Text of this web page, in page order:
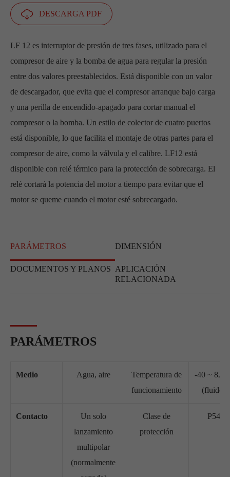
DESCARGA PDF
LF 12 es interruptor de presión de tres fases, utilizado para el
compresor de aire y la bomba de agua para regular la presión
entre dos valores preestablecidos. Está disponible con un valor
de descargador, que evita que el compresor arranque bajo carga
y una perilla de encendido-apagado para cortar manual el
compresor o la bomba. Un estilo de colector de cuatro puertos
está disponible, lo que facilita el montaje de otras partes para el
compresor de aire, como la válvula y el calibre. LF12 está
disponible con relé térmico para la protección de sobrecarga. El
relé cortará la potencia del motor a tiempo para evitar que el
motor se queme cuando el motor esté sobrecargado.
PARÁMETROS DIMENSIÓN
DOCUMENTOS Y PLANOS APLICACIÓN
RELACIONADA
PARÁMETROS
Medio Agua, aire
Temperatura de
funcionamiento
-40 ~ 82
(fluido)
Contacto
Un solo
lanzamiento
multipolar
(normalmente
Clase de
protección
P54